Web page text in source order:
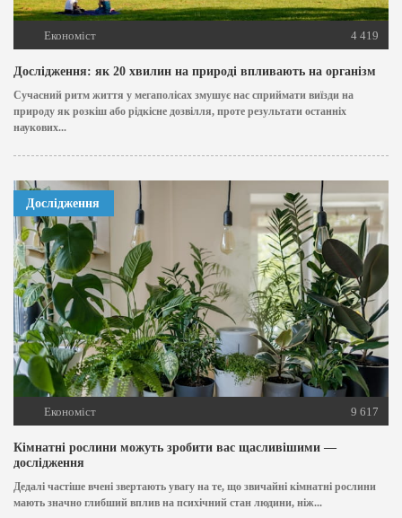
Економіст 4 419
Дослідження: як 20 хвилин на природі впливають на організм
Сучасний ритм життя у мегаполісах змушує нас сприймати виїзди на
природу як розкіш або рідкісне дозвілля, проте результати останніх
наукових...
Дослідження
Економіст 9 617
Кімнатні рослини можуть зробити вас щасливішими —
дослідження
Дедалі частіше вчені звертають увагу на те, що звичайні кімнатні рослини
мають значно глибший вплив на психічний стан людини, ніж...